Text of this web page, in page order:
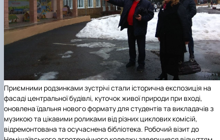
Приємними родзинками зустрічі стали історична експозиція на
фасаді центральної будівлі, куточок живої природи при вході,
оновлена їдальня нового формату для студентів та викладачів з
музикою та цікавими роликами від різних циклових комісій,
відремонтована та осучаснена бібліотека. Робочий візит до